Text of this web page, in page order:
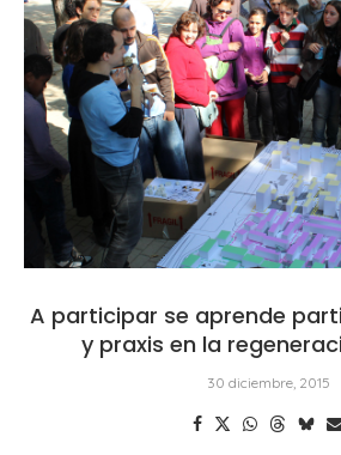
A participar se aprende
y praxis en la
30 diciembre, 2015